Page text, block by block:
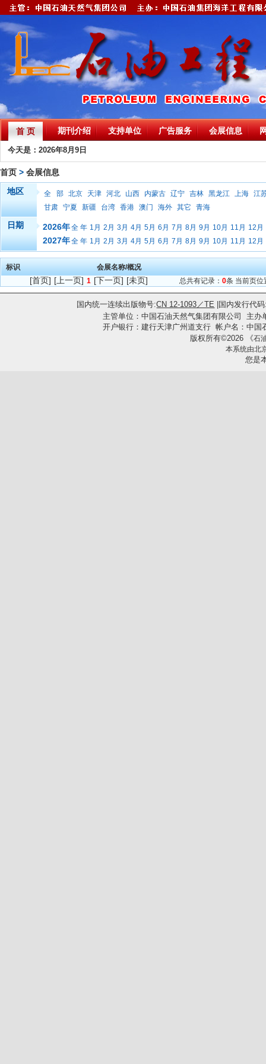
首 页 期刊介绍 支持单位 广告服务 会展信息
今天是：2026年8月9日
首页 > 会展信息
地区
全 部 北京 天津 河北 山西 内蒙古 辽宁 吉林 黑龙江 上海 江
甘肃 宁夏 新疆 台湾 香港 澳门 海外 其它 青海
日期 2026年全 年 1月 2月 3月 4月 5月 6月 7月 8月 9月 10月 11月 12月
2027年全 年 1月 2月 3月 4月 5月 6月 7月 8月 9月 10月 11月 12月
标识 会展名称/概况
[首页] [上一页] 1 [下一页] [未页] 总共有记录： 0条 当前页位
国内统一连续出版物号:CN 12-1093／TE |国内发行代
主管单位：中国石油天然气集团有限公司 主办
开户银行：建行天津广州道支行 帐户名：中
版权所有©2026 《石
本系统由北
您是